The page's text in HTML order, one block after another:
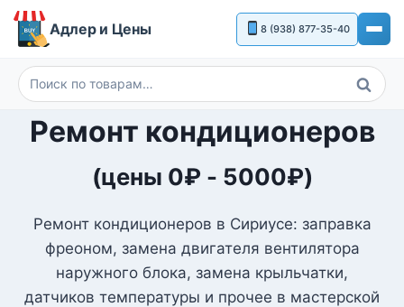
Перейти
Адлер и Цены 8 (938) 877-35-40
Искать:
Поиск
Ремонт кондиционеров
(цены 0₽ - 5000₽)
Ремонт кондиционеров в Сириусе: заправка
фреоном, замена двигателя вентилятора
наружного блока, замена крыльчатки,
датчиков температуры и прочее в мастерской